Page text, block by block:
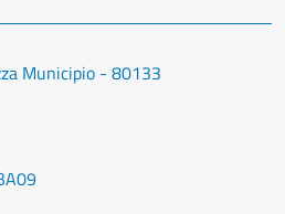
Municipio - 80133